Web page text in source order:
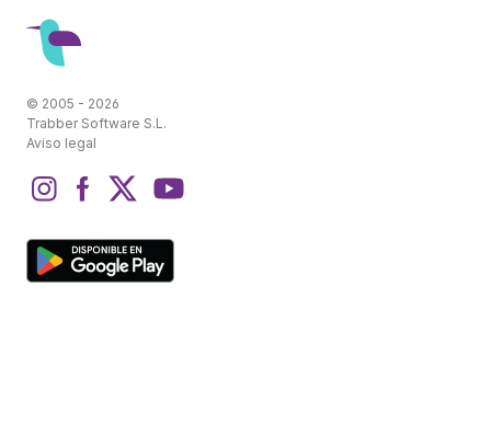
© 2005 - 2026
Trabber Software S.L.
Aviso legal